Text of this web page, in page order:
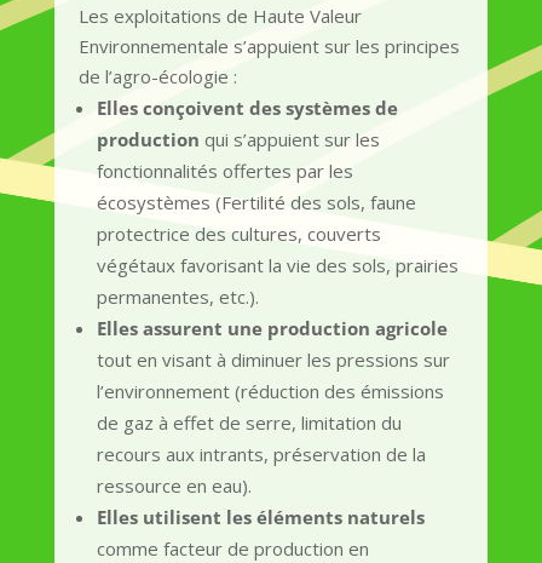
Les exploitations de Haute Valeur
Environnementale s’appuient sur les principes
de l’agro-écologie :
Elles conçoivent des systèmes de
production qui s’appuient sur les
fonctionnalités offertes par les
écosystèmes (Fertilité des sols, faune
protectrice des cultures, couverts
végétaux favorisant la vie des sols, prairies
permanentes, etc.).
Elles assurent une production agricole
tout en visant à diminuer les pressions sur
l’environnement (réduction des émissions
de gaz à effet de serre, limitation du
recours aux intrants, préservation de la
ressource en eau).
Elles utilisent les éléments naturels
comme facteur de production en